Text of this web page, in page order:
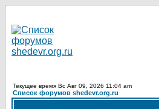
Текущее время Вс Авг 09, 2026 11:04 am
Список форумов shedevr.org.ru